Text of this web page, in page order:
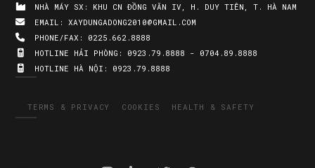
NHÀ MÁY SX: KHU CN ĐỒNG VĂN IV, H. DUY TIÊN, T. HÀ NAM
EMAIL: XAYDUNGADONG2010@GMAIL.COM
PHONE/FAX: 0225.662.8888
HOTLINE HẢI PHÒNG: 0923.79.8888 - 0704.89.8888
HOTLINE HÀ NỘI: 0923.79.8888
TERMS & PRIVACY COOKIES HEALTH & SAFETY